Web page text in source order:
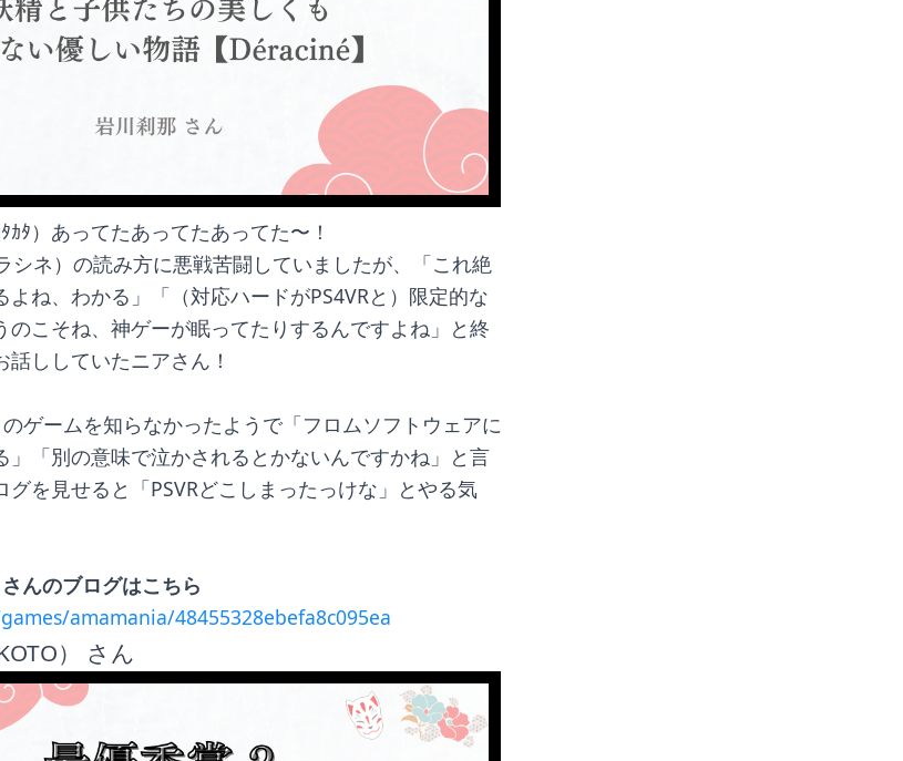
ﾀ）あってたあってたあってた〜！
シネ）の読み方に悪戦苦闘していましたが、「これ絶
よね、わかる」「（対応ハードがPS4VRと）限定的な
のこそね、神ゲーが眠ってたりするんですよね」と終
ししていたニアさん！
ゲームを知らなかったようで「フロムソフトウェアに
」「別の意味で泣かされるとかないんですかね」と言
グを見せると「PSVRどこしまったっけな」とやる気
んのブログはこちら
amamania/48455328ebefa8c095ea
） さん